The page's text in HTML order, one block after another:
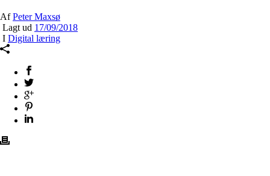
AfPeter Maxsø
Lagt ud 17/09/2018
I Digital læring